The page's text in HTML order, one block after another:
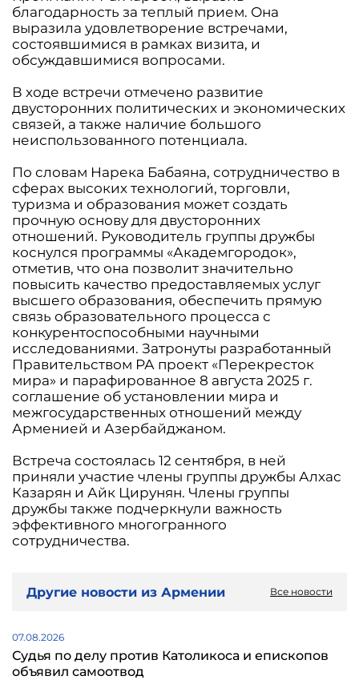
благодарность за теплый прием. Она
выразила удовлетворение встречами,
состоявшимися в рамках визита, и
обсуждавшимися вопросами.
В ходе встречи отмечено развитие
двусторонних политических и экономических
связей, а также наличие большого
неиспользованного потенциала.
По словам Нарека Бабаяна, сотрудничество в
сферах высоких технологий, торговли,
туризма и образования может создать
прочную основу для двусторонних
отношений. Руководитель группы дружбы
коснулся программы «Академгородок»,
отметив, что она позволит значительно
повысить качество предоставляемых услуг
высшего образования, обеспечить прямую
связь образовательного процесса с
конкурентоспособными научными
исследованиями. Затронуты разработанный
Правительством РА проект «Перекресток
мира» и парафированное 8 августа 2025 г.
соглашение об установлении мира и
межгосударственных отношений между
Арменией и Азербайджаном.
Встреча состоялась 12 сентября, в ней
приняли участие члены группы дружбы Алхас
Казарян и Айк Цирунян. Члены группы
дружбы также подчеркнули важность
эффективного многогранного
сотрудничества.
Другие новости из Армении Все новости
07.08.2026
Судья по делу против Католикоса и епископов
объявил самоотвод